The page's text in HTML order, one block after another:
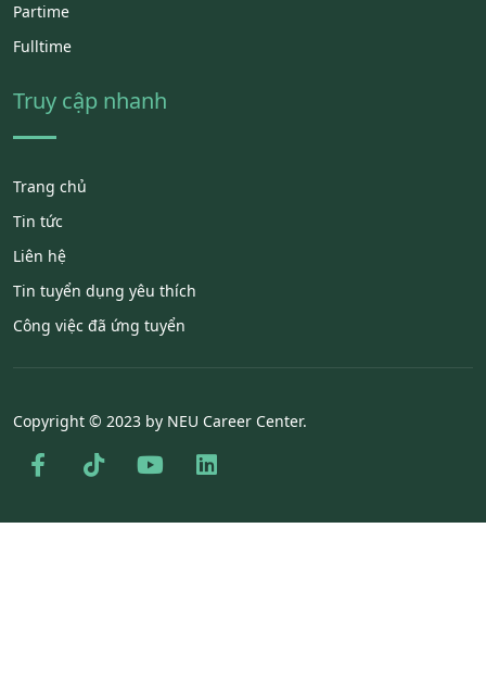
Partime
Fulltime
Truy cập nhanh
Trang chủ
Tin tức
Liên hệ
Tin tuyển dụng yêu thích
Công việc đã ứng tuyển
Copyright © 2023 by NEU Career Center.